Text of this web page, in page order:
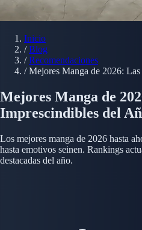
Inicio
/ Blog
/ Recomendaciones
/ Mejores Manga de 2026:
Mejores Manga de
Imprescindibles del
Los mejores manga de 2026 hasta
hasta emotivos seinen. Rankings
destacadas del año.